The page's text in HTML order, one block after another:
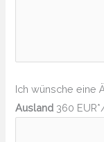
Ich wünsche eine
Ausland 360